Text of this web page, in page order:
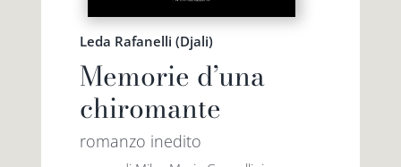
Leda Rafanelli (Djali)
Memorie d’una
chiromante
romanzo inedito